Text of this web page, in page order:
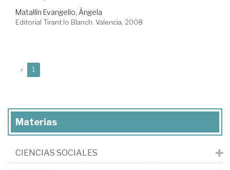
Matallín Evangelio, Ángela
Editorial Tirant lo Blanch. Valencia, 2008
« 1
Materias
CIENCIAS SOCIALES